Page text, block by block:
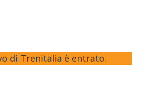
di Trenitalia è entrato.